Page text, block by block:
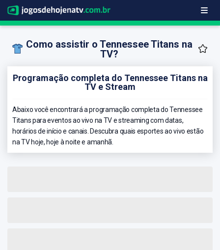
Como assistir o Tennessee Titans na
TV?
Programação completa do Tennessee Titans na
TV e Stream
Abaixo você encontrará a programação completa do Tennessee
Titans para eventos ao vivo na TV e streaming com datas,
horários de início e canais. Descubra quais esportes ao vivo estão
na TV hoje, hoje à noite e amanhã.